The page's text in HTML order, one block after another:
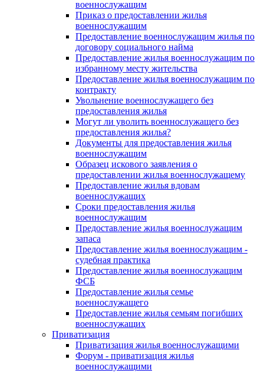
военнослужащим
Приказ о предоставлении жилья
военнослужащим
Предоставление военнослужащим жилья по
договору социального найма
Предоставление жилья военнослужащим по
избранному месту жительства
Предоставление жилья военнослужащим по
контракту
Увольнение военнослужащего без
предоставления жилья
Могут ли уволить военнослужащего без
предоставления жилья?
Документы для предоставления жилья
военнослужащим
Образец искового заявления о
предоставлении жилья военнослужащему
Предоставление жилья вдовам
военнослужащих
Сроки предоставления жилья
военнослужащим
Предоставление жилья военнослужащим
запаса
Предоставление жилья военнослужащим -
судебная практика
Предоставление жилья военнослужащим
ФСБ
Предоставление жилья семье
военнослужащего
Предоставление жилья семьям погибших
военнослужащих
Приватизация
Приватизация жилья военнослужащими
Форум - приватизация жилья
военнослужащими